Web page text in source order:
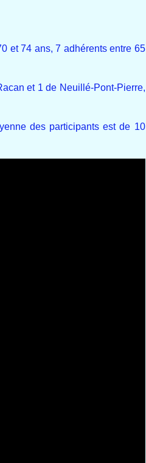
et 74 ans, 7 adhérents entre 65
et 1 de Neuillé-Pont-Pierre,
des participants est de 10